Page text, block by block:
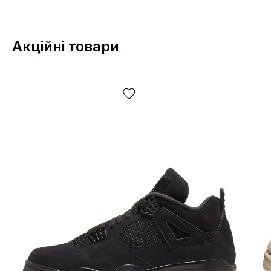
Комфорт та
посадка: чесні
стопи - особливо при правильно затягнутому шнурівці;
всередині досить комфортно для тривалих прогулянок
без різкого тиску в ключових зонах;
модель сприймається як «міська», з помірною
м'якістю та акцентом на стабільність.
При цьому власники часто підкреслюють, що Jordan 5
Акційні товари